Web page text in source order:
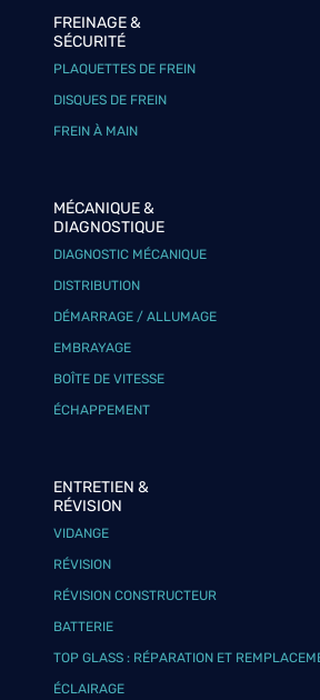
FREINAGE &
SÉCURITÉ
PLAQUETTES DE FREIN
DISQUES DE FREIN
FREIN À MAIN
MÉCANIQUE &
DIAGNOSTIQUE
DIAGNOSTIC MÉCANIQUE
DISTRIBUTION
DÉMARRAGE / ALLUMAGE
EMBRAYAGE
BOÎTE DE VITESSE
ÉCHAPPEMENT
ENTRETIEN &
RÉVISION
VIDANGE
RÉVISION
RÉVISION CONSTRUCTEUR
BATTERIE
TOP GLASS : RÉPARATION ET
ÉCLAIRAGE